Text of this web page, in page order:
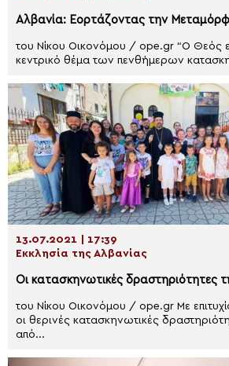
Αλβανία: Εορτάζοντας την
του Νίκου Οικονόμου / ope.gr “Ο Θεός
κεντρικό θέμα των πενθήμερων
13.07.2021 | 17:39
Εκκλησία της Αλβανίας
Οι κατασκηνωτικές δραστηριότητες
του Νίκου Οικονόμου / ope.gr Με
οι θερινές κατασκηνωτικές
από...